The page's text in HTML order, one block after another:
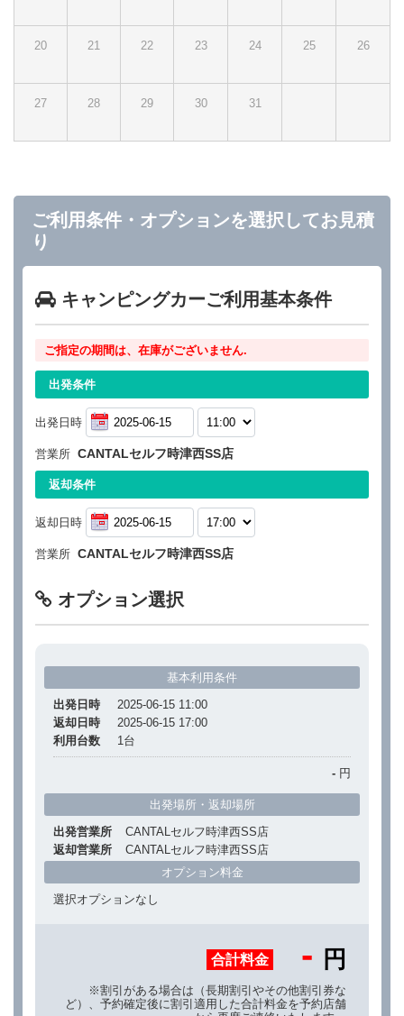
20 21 22 23 24 25 26
27 28 29 30 31
ご利用条件・オプションを選択してお見積
り
キャンピングカーご利用基本条件
ご指定の期間は、在庫がございません.
出発条件
出発日時
営業所 CANTALセルフ時津西SS店
返却条件
返却日時
営業所 CANTALセルフ時津西SS店
オプション選択
基本利用条件
出発日時
2025-06-15 11:00
返却日時
2025-06-15 17:00
利用台数
1台
- 円
出発場所・返却場所
出発営業所
CANTALセルフ時津西SS店
返却営業所
CANTALセルフ時津西SS店
オプション料金
選択オプションなし
合計料金 - 円
※割引がある場合は（長期割引やその他割引券な
ど）、予約確定後に割引適用した合計料金を予約店舗